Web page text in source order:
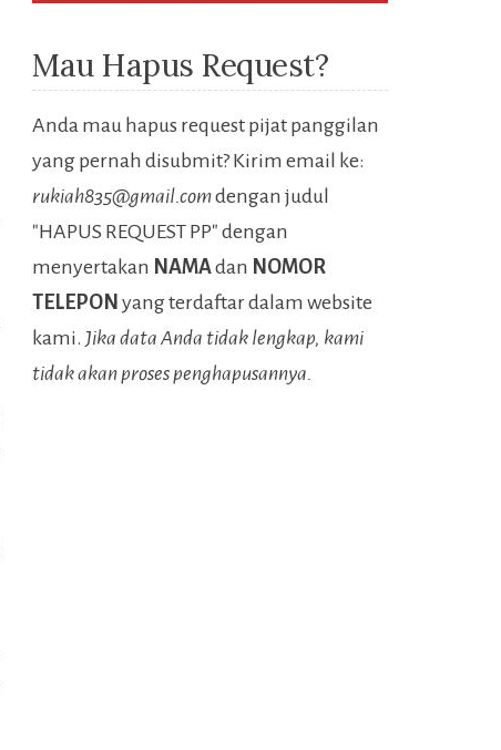
Mau Hapus Request?
Anda mau hapus request pijat panggilan
yang pernah disubmit? Kirim email ke:
rukiah835@gmail.comdengan judul
"HAPUS REQUEST PP" dengan
menyertakan NAMAdan NOMOR
TELEPON yang terdaftar dalam website
kami. Jika data Anda tidak lengkap, kami
tidak akan proses penghapusannya.